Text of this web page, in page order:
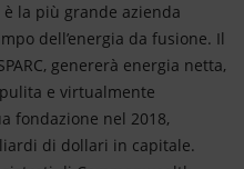
è la più grande azienda
dell’energia da fusione. Il
genererà energia netta,
e virtualmente
fondazione nel 2018,
di dollari in capitale.